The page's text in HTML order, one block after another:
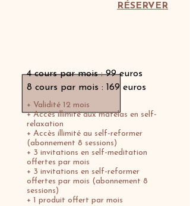
RÉSERVER
4 cours par mois : 99 euros
8 cours par mois : 169 euros
+ Validité 12 mois
+ Accès illimité aux matelas en self-
relaxation
+ Accès illimité au self-reformer
(abonnement 8 sessions)
+ 3 invitations en self-meditation
offertes par mois
+ 3 invitations en self-reformer
offertes par mois (abonnement 8
sessions)
+ 1 produit offert par mois